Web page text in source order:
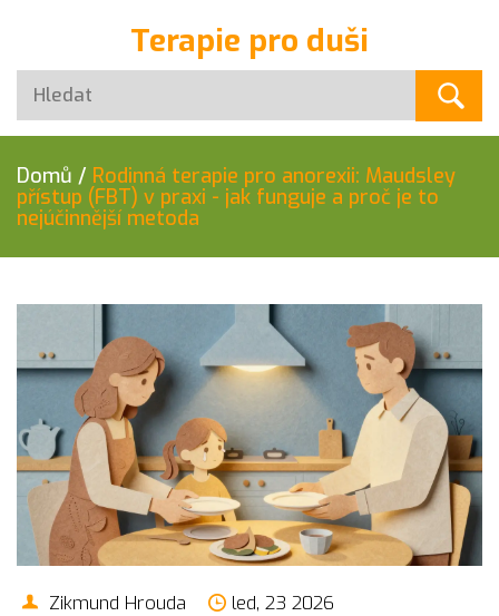
Terapie pro duši
Domů / Rodinná terapie pro anorexii: Maudsley
přístup (FBT) v praxi - jak funguje a proč je to
nejúčinnější metoda
Zikmund Hrouda led, 23 2026